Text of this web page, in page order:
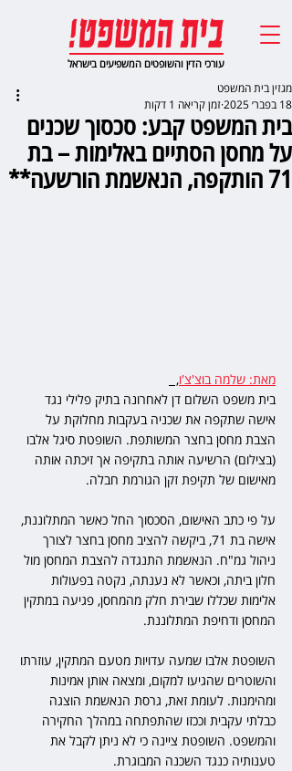
עורכי הדין והשופטים המשפיעים בישראל
בית המשפט קבע: סכסוך שכנים
על מחסן הסתיים באלימות – בת
71 הותקפה, הנאשמת הורשעה**
מגזין בית המשפט
18 בפבר׳ 2025
זמן קריאה 1 דקות
מאת: שלמה בוצ'צ'ו,
בית משפט השלום דן לאחרונה בתיק פלילי נגד
אישה שתקפה את שכניה בעקבות מחלוקת על
הצבת מחסן בחצר המשותפת. השופטת סיגל אלבו
(בצילום) הרשיעה אותה בתקיפה אך זיכתה אותה
מאישום של תקיפת זקן הגורמת חבלה.
על פי כתב האישום, הסכסוך החל כאשר המתלוננת,
אישה בת 71, ביקשה להציב מחסן בחצר לצורך
ניהול גמ"ח. הנאשמת התנגדה להצבת המחסן מול
חלון ביתה, וכאשר לא נענתה, נקטה בפעולות
אלימות שכללו שבירת חלק מהמחסן, פגיעה במתקין
המחסן ודחיפת המתלוננת.
השופטת אלבו שמעה עדויות מטעם המתקין, עוזרתו
והשוטרים שהגיעו למקום, ומצאה אותן אמינות
ומהימנות. לעומת זאת, גרסת הנאשמת הוצגה
כבלתי עקבית וככזו שהתפתחה במהלך החקירה
והמשפט. השופטת ציינה כי לא ניתן לקבל את
טענותיה כנגד השכנה המבוגרת.